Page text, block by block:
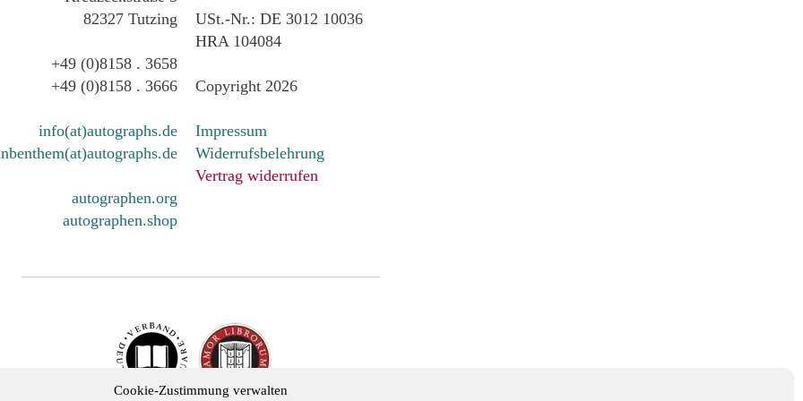
Cookie-Zustimmung verwalten
82327 Tutzing
+49 (0)8158 . 3658
+49 (0)8158 . 3666
info(at)autographs.de
autographen.org
autographen.shop
USt.-Nr.: DE 3012 10036
HRA 104084
Copyright 2026
Impressum
Widerrufsbelehrung
Vertrag widerrufen